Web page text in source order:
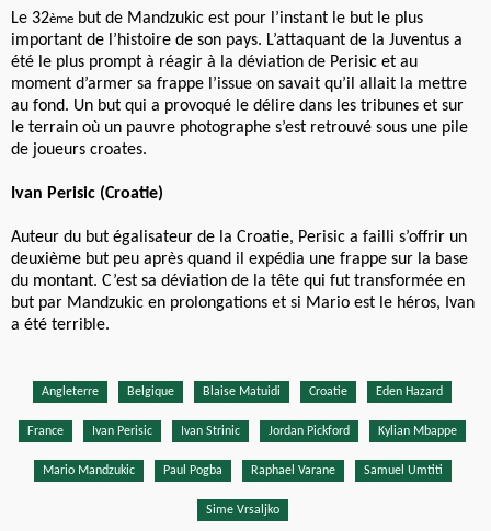
Le 32ème but de Mandzukic est pour l’instant le but le plus
important de l’histoire de son pays. L’attaquant de la Juventus a
été le plus prompt à réagir à la déviation de Perisic et au
moment d’armer sa frappe l’issue on savait qu’il allait la mettre
au fond. Un but qui a provoqué le délire dans les tribunes et sur
le terrain où un pauvre photographe s’est retrouvé sous une pile
de joueurs croates.
Ivan Perisic (Croatie)
Auteur du but égalisateur de la Croatie, Perisic a failli s’offrir un
deuxième but peu après quand il expédia une frappe sur la base
du montant. C’est sa déviation de la tête qui fut transformée en
but par Mandzukic en prolongations et si Mario est le héros, Ivan
a été terrible.
Angleterre Belgique Blaise Matuidi Croatie Eden Hazard
France Ivan Perisic Ivan Strinic Jordan Pickford Kylian Mbappe
Mario Mandzukic Paul Pogba Raphael Varane Samuel Umtiti
Sime Vrsaljko